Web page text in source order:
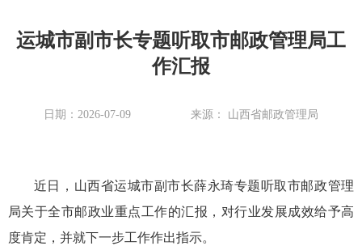
运城市副市长专题听取市邮政管理局工
作汇报
日期：2026-07-09 来源： 山西省邮政管理局
近日，山西省运城市副市长薛永琦专题听取市邮政管理
局关于全市邮政业重点工作的汇报，对行业发展成效给予高
度肯定，并就下一步工作作出指示。